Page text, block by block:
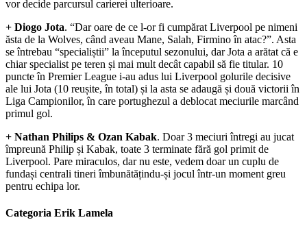
vor decide parcursul carierei ulterioare.
+ Diogo Jota. “Dar oare de ce l-or fi cumpărat Liverpool pe nimeni
ăsta de la Wolves, când aveau Mane, Salah, Firmino în atac?”. Asta
se întrebau “specialiștii” la începutul sezonului, dar Jota a arătat că e
chiar specialist pe teren și mai mult decât capabil să fie titular. 10
puncte în Premier League i-au adus lui Liverpool golurile decisive
ale lui Jota (10 reușite, în total) și la asta se adaugă și două victorii în
Liga Campionilor, în care portughezul a deblocat meciurile marcând
primul gol.
+ Nathan Philips & Ozan Kabak. Doar 3 meciuri întregi au jucat
împreună Philip și Kabak, toate 3 terminate fără gol primit de
Liverpool. Pare miraculos, dar nu este, vedem doar un cuplu de
fundași centrali tineri îmbunătățindu-și jocul într-un moment greu
pentru echipa lor.
Categoria Erik Lamela